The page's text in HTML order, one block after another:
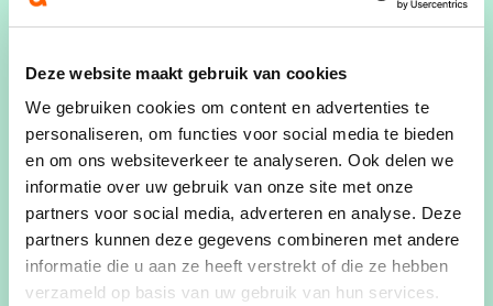
Deze website maakt gebruik van cookies
We gebruiken cookies om content en advertenties te
personaliseren, om functies voor social media te bieden
en om ons websiteverkeer te analyseren. Ook delen we
informatie over uw gebruik van onze site met onze
partners voor social media, adverteren en analyse. Deze
partners kunnen deze gegevens combineren met andere
informatie die u aan ze heeft verstrekt of die ze hebben
verzameld op basis van uw gebruik van hun services.
Een respectvol nieuw jaar, daar willen wij graag
een glas op drinken met alle Lubbekenaren.
Daarom nodigen wij jou uit op 13 januari 2024,
vanaf 19.30 uur zijn de deuren van Zaal Santro in